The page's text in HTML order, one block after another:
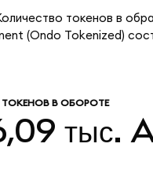
токенов в
(Ondo Tokenized)
В ОБОРОТЕ
тыс.